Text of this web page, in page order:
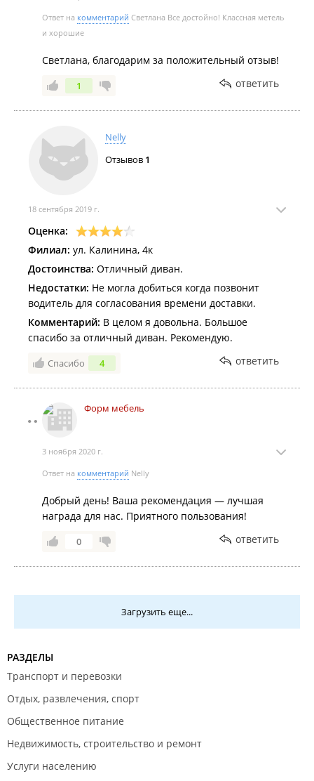
Ответ на комментарий Светлана Все достойно! Классная метель
и хорошие
Светлана, благодарим за положительный отзыв!
1 ответить
Nelly
Отзывов 1
18 сентября 2019 г.
Оценка:
Филиал: ул. Калинина, 4к
Достоинства: Отличный диван.
Недостатки: Не могла добиться когда позвонит
водитель для согласования времени доставки.
Комментарий: В целом я довольна. Большое
спасибо за отличный диван. Рекомендую.
Спасибо 4 ответить
Форм мебель
3 ноября 2020 г.
Ответ на комментарий Nelly
Добрый день! Ваша рекомендация — лучшая
награда для нас. Приятного пользования!
0 ответить
Загрузить еще...
РАЗДЕЛЫ
Транспорт и перевозки
Отдых, развлечения, спорт
Общественное питание
Недвижимость, строительство и ремонт
Услуги населению